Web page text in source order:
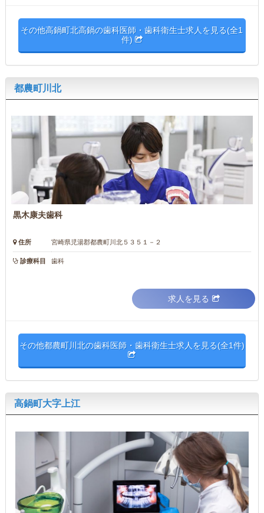
その他高鍋町北高鍋の歯科医師・歯科衛生士求人を見る(全1
件)
都農町川北
黒木康夫歯科
住所 宮崎県児湯郡都農町川北５３５１－２
診療科目 歯科
求人を見る
その他都農町川北の歯科医師・歯科衛生士求人を見る(全1件)
高鍋町大字上江